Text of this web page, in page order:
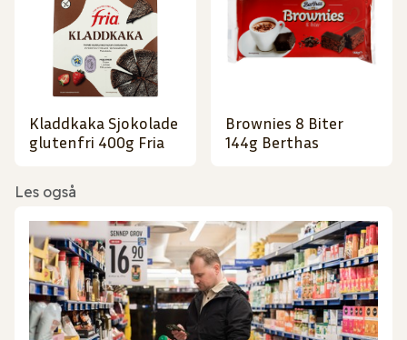
Kladdkaka Sjokolade
glutenfri 400g Fria
Brownies 8 Biter
144g Berthas
Les også